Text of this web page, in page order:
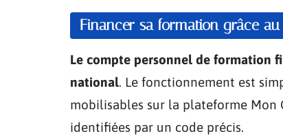
Financer sa formation grâce au
Le compte personnel de formation
national. Le fonctionnement est
mobilisables sur la plateforme Mon
identifiées par un code précis.